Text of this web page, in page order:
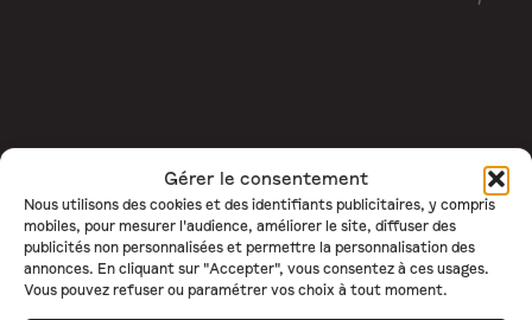
Gérer le consentement
Nous utilisons des cookies et des identifiants publicitaires, y compris
mobiles, pour mesurer l'audience, améliorer le site, diffuser des
publicités non personnalisées et permettre la personnalisation des
annonces. En cliquant sur "Accepter", vous consentez à ces usages.
Vous pouvez refuser ou paramétrer vos choix à tout moment.
L'ÉCOLE
FORMATIONS